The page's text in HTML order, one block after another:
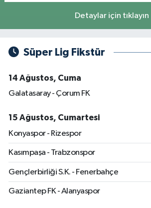
Detaylar için tıklayın
Süper Lig Fikstür
14 Ağustos, Cuma
Galatasaray - Çorum FK
15 Ağustos, Cumartesi
Konyaspor - Rizespor
Kasımpaşa - Trabzonspor
Gençlerbirliği S.K. - Fenerbahçe
Gaziantep FK - Alanyaspor